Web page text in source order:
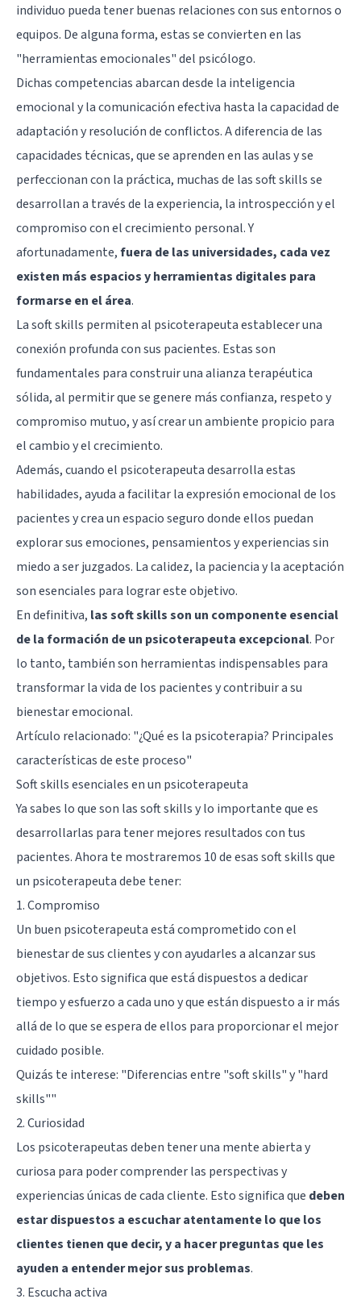
individuo pueda tener buenas relaciones con sus entornos o
equipos. De alguna forma, estas se convierten en las
"herramientas emocionales" del psicólogo.
Dichas competencias abarcan desde la inteligencia
emocional y la comunicación efectiva hasta la capacidad de
adaptación y resolución de conflictos. A diferencia de las
capacidades técnicas, que se aprenden en las aulas y se
perfeccionan con la práctica, muchas de las soft skills se
desarrollan a través de la experiencia, la introspección y el
compromiso con el crecimiento personal. Y
afortunadamente,fuera de las universidades, cada vez
existen más espacios y herramientas digitales para
formarse en el área.
La soft skills permiten al psicoterapeuta establecer una
conexión profunda con sus pacientes. Estas son
fundamentales para construir una alianza terapéutica
sólida, al permitir que se genere más confianza, respeto y
compromiso mutuo, y así crear un ambiente propicio para
el cambio y el crecimiento.
Además, cuando el psicoterapeuta desarrolla estas
habilidades, ayuda a facilitar la expresión emocional de los
pacientes y crea un espacio seguro donde ellos puedan
explorar sus emociones, pensamientos y experiencias sin
miedo a ser juzgados. La calidez, la paciencia y la aceptación
son esenciales para lograr este objetivo.
En definitiva, las soft skills son un componente esencial
de la formación de un psicoterapeuta excepcional. Por
lo tanto, también son herramientas indispensables para
transformar la vida de los pacientes y contribuir a su
bienestar emocional.
Artículo relacionado: "¿Qué es la psicoterapia? Principales
características de este proceso"
Soft skills esenciales en un psicoterapeuta
Ya sabes lo que son las soft skills y lo importante que es
desarrollarlas para tener mejores resultados con tus
pacientes. Ahora te mostraremos 10 de esas soft skills que
un psicoterapeuta debe tener:
1. Compromiso
Un buen psicoterapeuta está comprometido con el
bienestar de sus clientes y con ayudarles a alcanzar sus
objetivos. Esto significa que está dispuestos a dedicar
tiempo y esfuerzo a cada uno y que están dispuesto a ir más
allá de lo que se espera de ellos para proporcionar el mejor
cuidado posible.
Quizás te interese: "Diferencias entre "soft skills" y "hard
skills""
2. Curiosidad
Los psicoterapeutas deben tener una mente abierta y
curiosa para poder comprender las perspectivas y
experiencias únicas de cada cliente. Esto significa que deben
estar dispuestos a escuchar atentamente lo que los
clientes tienen que decir, y a hacer preguntas que les
ayuden a entender mejor sus problemas.
3. Escucha activa